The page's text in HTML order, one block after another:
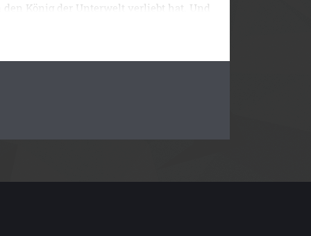
König der Unterwelt verliebt hat. Und
göttlichen Todesmatch wieder, bei dem
gemacht. Ein absolutes Muss für jeden